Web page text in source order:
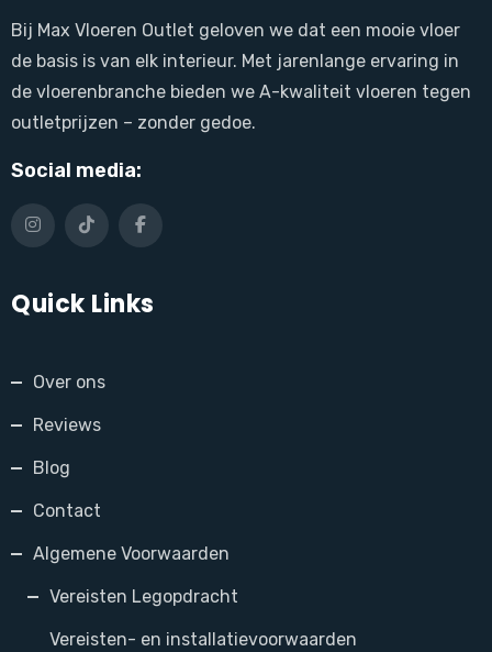
Bij Max Vloeren Outlet geloven we dat een mooie vloer
de basis is van elk interieur. Met jarenlange ervaring in
de vloerenbranche bieden we A-kwaliteit vloeren tegen
outletprijzen – zonder gedoe.
Social media:
Quick Links
Over ons
Reviews
Blog
Contact
Algemene Voorwaarden
Vereisten Legopdracht
Vereisten- en installatievoorwaarden